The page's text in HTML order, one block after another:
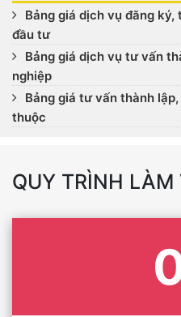
Bảng giá dịch vụ đăng
đầu tư
Bảng giá dịch vụ tư vấn
nghiệp
Bảng giá tư vấn thành
thuộc
QUY TRÌNH LÀM